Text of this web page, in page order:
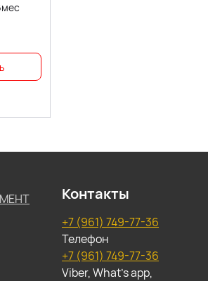
Контакты
+7 (961) 749-77-36
Телефон
+7 (961) 749-77-36
Viber, What's app,